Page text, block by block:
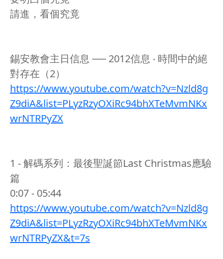
請進，看個究竟
錫安教會主日信息 ── 2012信息 ‧ 時間中的絕
對存在（2）
https://www.youtube.com/watch?v=Nzld8g
Z9diA&list=PLyzRzyOXiRc94bhXTeMvmNKx
wrNTRPyZX
1 - 解碼系列：最後聖誕節Last Christmas應驗
篇
0:07 - 05:44
https://www.youtube.com/watch?v=Nzld8g
Z9diA&list=PLyzRzyOXiRc94bhXTeMvmNKx
wrNTRPyZX&t=7s